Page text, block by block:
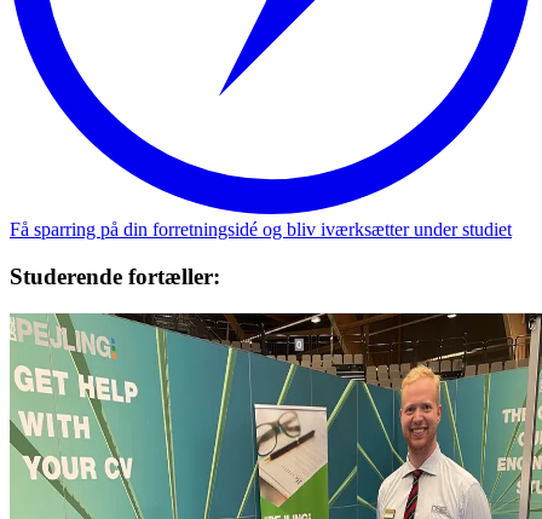
Få sparring på din forretningsidé og bliv iværksætter under studiet
Studerende fortæller: